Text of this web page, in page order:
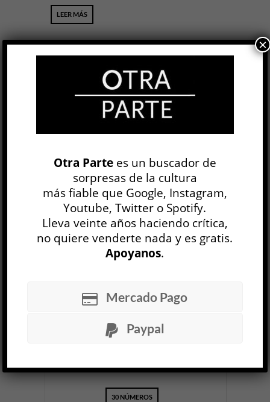
LEER MÁS
BUSCAR
EDICIÓN IMPRESA
30 NÚMEROS
Otra Partees un buscador de
sorpresas de la cultura
más fiable que Google, Instagram,
Youtube, Twitter o Spotify.
Lleva veinte años haciendo crítica,
no quiere venderte nada y es gratis.
Apoyanos.
Mercado Pago
Paypal
×